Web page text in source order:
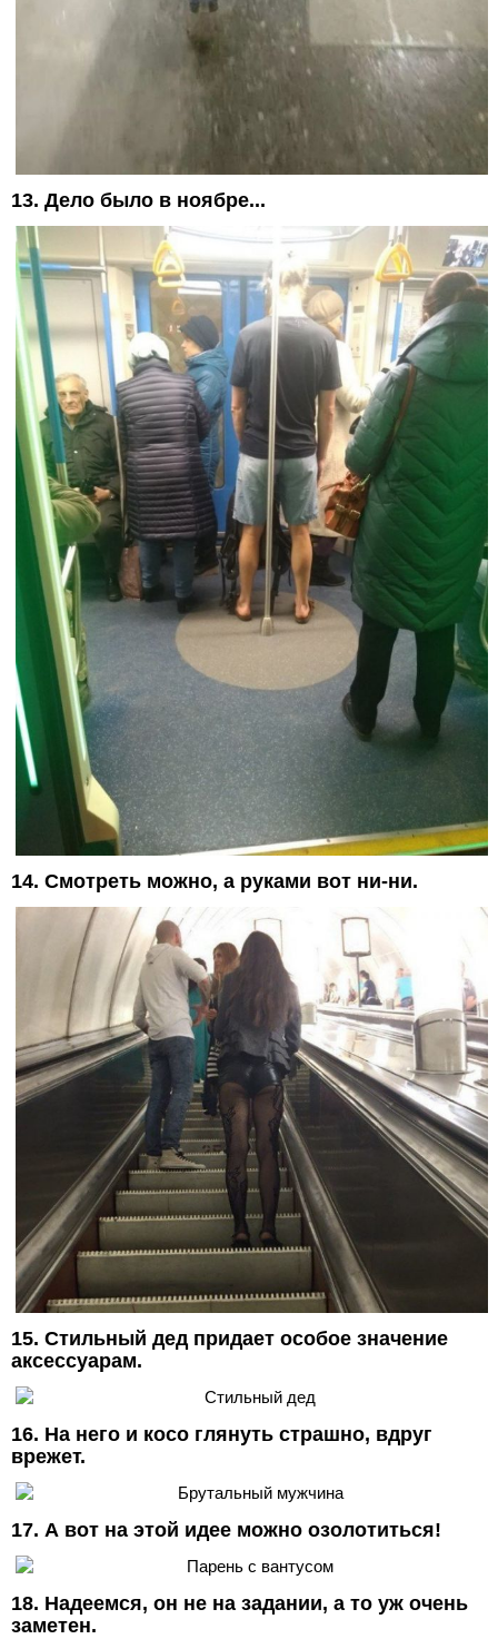
13. Дело было в ноябре...
14. Смотреть можно, а руками вот ни-ни.
15. Стильный дед придает особое значение
аксессуарам.
16. На него и косо глянуть страшно, вдруг
врежет.
17. А вот на этой идее можно озолотиться!
18. Надеемся, он не на задании, а то уж очень
заметен.